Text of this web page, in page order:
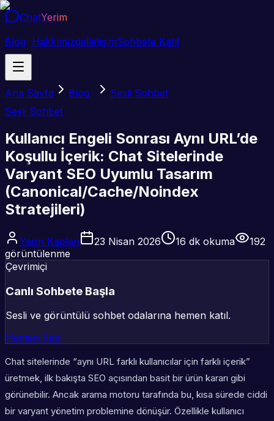
ChatYerim
Blog HakkımızdaİletişimSohbete Katıl
Ana Sayfa Blog
Sesli Sohbet
Sesli Sohbet
Kullanıcı Engeli Sonrası Aynı URL’de
Koşullu İçerik: Chat Sitelerinde
Varyant SEO Uyumlu Tasarım
(Canonical/Cache/Noindex
Stratejileri)
Yasin Kaplan 23 Nisan 2026 16 dk okuma
192
görüntülenme
Çevrimiçi
Canlı Sohbete Başla
Sesli ve görüntülü sohbet odalarına hemen katıl.
Hemen Katıl
Chat sitelerinde “aynı URL farklı kullanıcılar için farklı içerik”
üretmek, ilk bakışta SEO açısından basit bir ürün kararı gibi
görünebilir. Ancak arama motoru tarafında bu, kısa sürede ciddi
bir varyant yönetim problemine dönüşür. Özellikle kullanıcı